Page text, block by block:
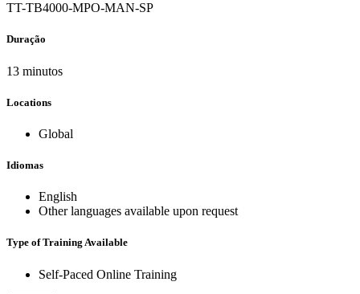
TT-TB4000-MPO-MAN-SP
Duração
13 minutos
Locations
Global
Idiomas
English
Other languages available upon request
Type of Training Available
Self-Paced Online Training